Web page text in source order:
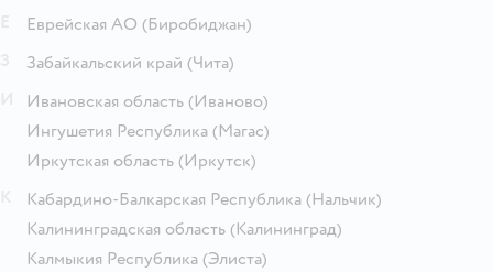
Еврейская АО (Биробиджан)
Забайкальский край (Чита)
Ивановская область (Иваново)
Ингушетия Республика (Магас)
Иркутская область (Иркутск)
Кабардино-Балкарская Республика (Нальчик)
Калининградская область (Калининград)
Калмыкия Республика (Элиста)